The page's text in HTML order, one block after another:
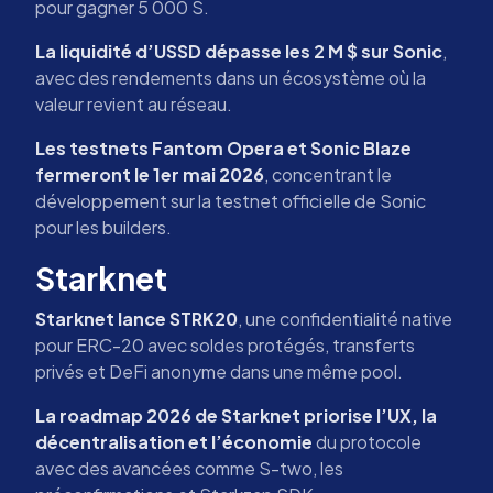
pour gagner 5 000 S.
La liquidité d’USSD dépasse les 2 M $ sur Sonic,
avec des rendements dans un écosystème où la
valeur revient au réseau.
Les testnets Fantom Opera et Sonic Blaze
fermeront le 1er mai 2026, concentrant le
développement sur la testnet officielle de Sonic
pour les builders.
Starknet
Starknet lance STRK20, une confidentialité native
pour ERC-20 avec soldes protégés, transferts
privés et DeFi anonyme dans une même pool.
La roadmap 2026 de Starknet priorise l’UX, la
décentralisation et l’économiedu protocole
avec des avancées comme S-two, les